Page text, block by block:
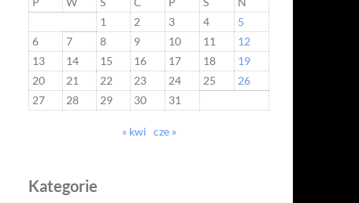
1
2 3 4
5
6
7 8 9 10 11
12
13
14 15 16 17 18
19
20
21 22 23 24 25
26
27
28 29 30 31
« kwi cze »
Kategorie